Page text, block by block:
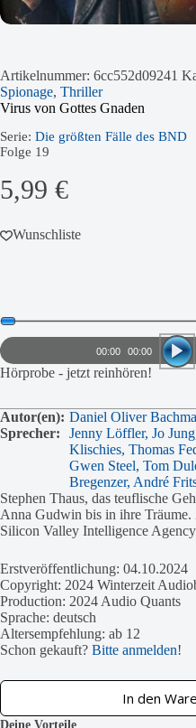
Artikelnummer: 6cc552d09241
Spionage, Thriller
Virus von Gottes Gnaden
Serie: Die größten Fälle des BND
Folge 19
5,99 €
Wunschliste
Audio-
Player
00:00 00:00
Hörprobe - jetzt reinhören!
Autor(en): Daniel Oliver
Sprecher:
Jenny Löffler, Jo
Klischies, Thomas
Gwen Steel, Tom
Bregenzer, André
Stephen Thaus, das teuflische
Anna Gudwin bis in ihre Träume.
Silicon Valley Intelligence
Erstveröffentlichung: 04.10.2024
Copyright: 2024 Winterzeit
Production: 2024 Audio Quants
Sprache: deutsch
Altersempfehlung: ab 12
Schon gekauft? Bitte anmelden!
In den
Deine Vorteile